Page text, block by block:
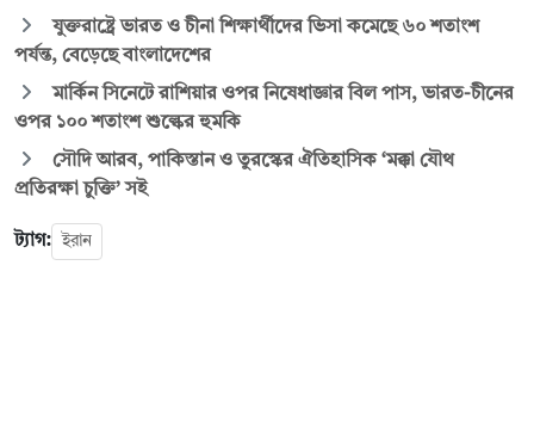
যুক্তরাষ্ট্রে ভারত ও চীনা শিক্ষার্থীদের ভিসা কমেছে ৬০ শতাংশ
পর্যন্ত, বেড়েছে বাংলাদেশের
মার্কিন সিনেটে রাশিয়ার ওপর নিষেধাজ্ঞার বিল পাস, ভারত-চীনের
ওপর ১০০ শতাংশ শুল্কের হুমকি
সৌদি আরব, পাকিস্তান ও তুরস্কের ঐতিহাসিক ‘মক্কা যৌথ
প্রতিরক্ষা চুক্তি’ সই
ট্যাগ: ইরান